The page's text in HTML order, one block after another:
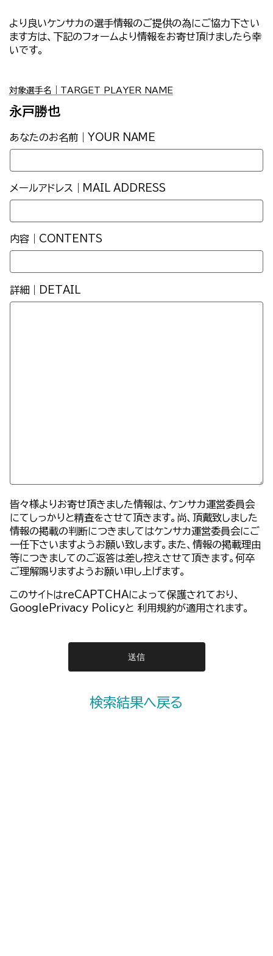
より良いケンサカの選手情報のご提供の為にご協力下さい
ます方は、下記のフォームより情報をお寄せ頂けましたら幸
いです。
対象選手名｜TARGET PLAYER NAME
永戸勝也
あなたのお名前｜YOUR NAME
メールアドレス｜MAIL ADDRESS
内容｜CONTENTS
詳細｜DETAIL
皆々様よりお寄せ頂きました情報は、ケンサカ運営委員会
にてしっかりと精査をさせて頂きます。尚、頂戴致しました
情報の掲載の判断につきましてはケンサカ運営委員会にご
一任下さいますようお願い致します。また、情報の掲載理由
等につきましてのご返答は差し控えさせて頂きます。何卒
ご理解賜りますようお願い申し上げます。
このサイトはreCAPTCHAによって保護されており、
GooglePrivacy Policyと 利用規約が適用されます。
検索結果へ戻る